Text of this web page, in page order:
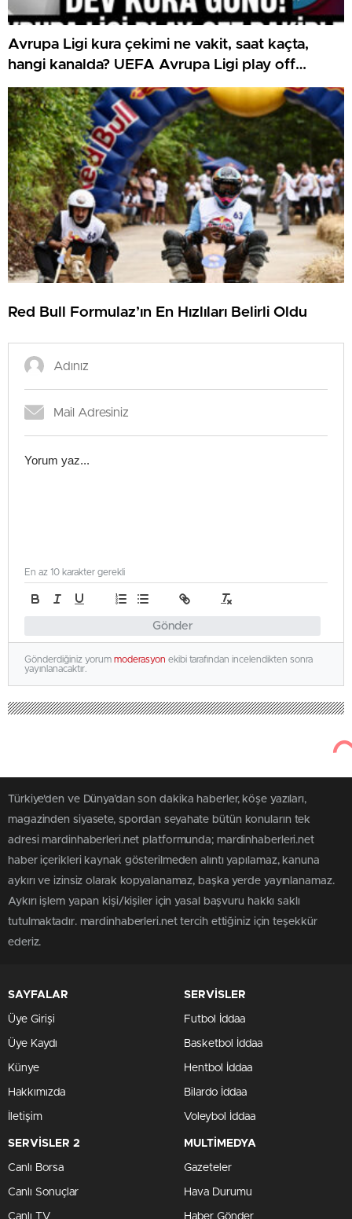
Avrupa Ligi kura çekimi ne vakit, saat kaçta,
hangi kanalda? UEFA Avrupa Ligi play off
Beşiktaş ve Trabzonspor olası rakipleri
Red Bull Formulaz’ın En Hızlıları Belirli Oldu
Gönder
En az 10 karakter gerekli
Gönderdiğiniz yorum moderasyon ekibi tarafından incelendikten sonra
yayınlanacaktır.
Türkiye'den ve Dünya’dan son dakika haberler, köşe yazıları,
magazinden siyasete, spordan seyahate bütün konuların tek
adresi mardinhaberleri.net platformunda; mardinhaberleri.net
haber içerikleri kaynak gösterilmeden alıntı yapılamaz, kanuna
aykırı ve izinsiz olarak kopyalanamaz, başka yerde yayınlanamaz.
Aykırı işlem yapan kişi/kişiler için yasal başvuru hakkı saklı
tutulmaktadır. mardinhaberleri.net tercih ettiğiniz için teşekkür
ederiz.
SAYFALAR
Üye Girişi
Üye Kaydı
Künye
Hakkımızda
İletişim
SERVİSLER
Futbol İddaa
Basketbol İddaa
Hentbol İddaa
Bilardo İddaa
Voleybol İddaa
SERVİSLER 2
Canlı Borsa
Canlı Sonuçlar
Canlı TV
MULTİMEDYA
Gazeteler
Hava Durumu
Haber Gönder